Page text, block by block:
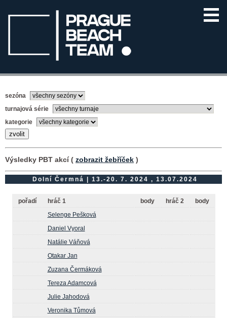
sezóna
turnajová série
kategorie
Výsledky PBT akcí ( zobrazit žebříček )
Dolní Čermná | 13.-20. 7. 2024 , 13.07.2024
pořadí hráč 1 body hráč 2
body
Selenge Pešková
Daniel Vyoral
Natálie Váňová
Otakar Jan
Zuzana Čermáková
Tereza Adamcová
Julie Jahodová
Veronika Tůmová